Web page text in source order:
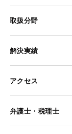
取扱分野
解決実績
アクセス
弁護士・税理士